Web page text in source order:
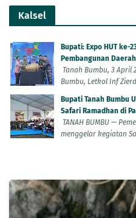
Kalsel
Bupati: Expo HUT ke-
Pembangunan Daerah
Tanah Bumbu, 3 April
Bumbu, Letkol Inf
Bupati Tanah Bumbu
Safari Ramadhan di
TANAH BUMBU —
menggelar kegiatan